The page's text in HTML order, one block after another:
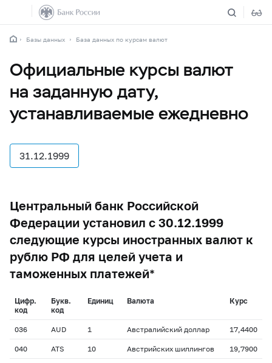
Базы данных База данных по курсам валют
Официальные курсы валют
на заданную дату,
устанавливаемые ежедневно
31.12.1999
Центральный банк Российской
Федерации установил с 30.12.1999
следующие курсы иностранных валют к
рублю РФ для целей учета и
таможенных платежей*
Цифр.
код
Букв.
код
Единиц Валюта Курс
036 AUD 1 Австралийский доллар 17,4400
040 ATS 10 Австрийских шиллингов 19,7900